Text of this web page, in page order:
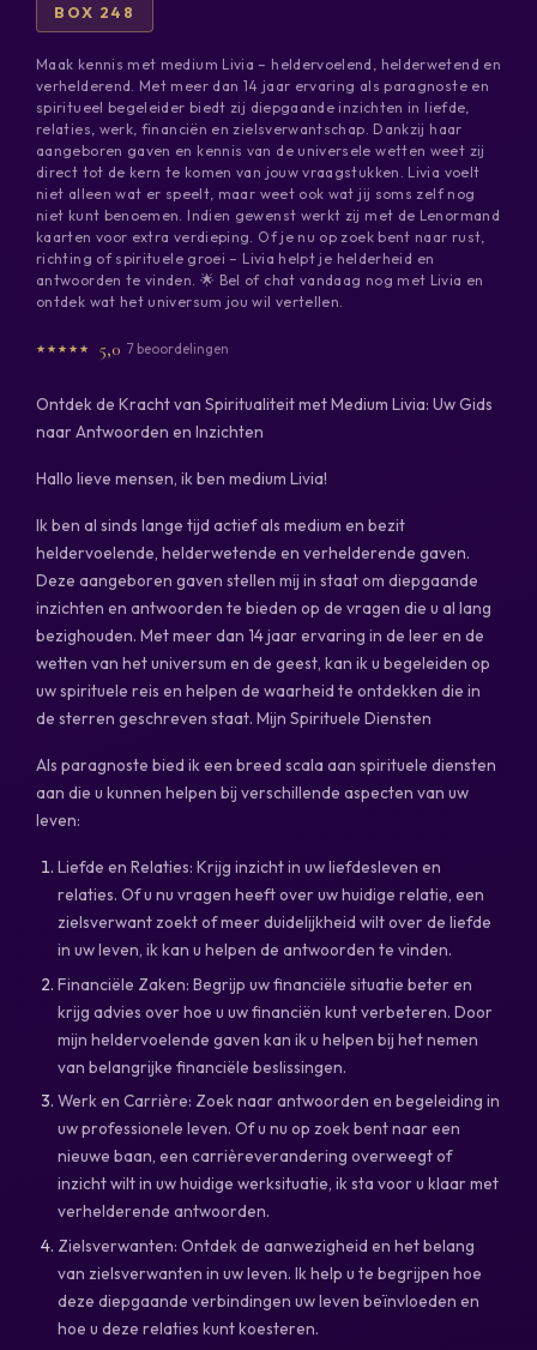
BOX 248
Maak kennis met medium Livia – heldervoelend, helderwetend en
verhelderend. Met meer dan 14 jaar ervaring als paragnoste en
spiritueel begeleider biedt zij diepgaande inzichten in liefde,
relaties, werk, financiën en zielsverwantschap. Dankzij haar
aangeboren gaven en kennis van de universele wetten weet zij
direct tot de kern te komen van jouw vraagstukken. Livia voelt
niet alleen wat er speelt, maar weet ook wat jij soms zelf nog
niet kunt benoemen. Indien gewenst werkt zij met de Lenormand
kaarten voor extra verdieping. Of je nu op zoek bent naar rust,
richting of spirituele groei – Livia helpt je helderheid en
antwoorden te vinden. 🌟 Bel of chat vandaag nog met Livia en
ontdek wat het universum jou wil vertellen.
5,0 7 beoordelingen
Ontdek de Kracht van Spiritualiteit met Medium Livia: Uw Gids
naar Antwoorden en Inzichten
Hallo lieve mensen, ik ben medium Livia!
Ik ben al sinds lange tijd actief als medium en bezit
heldervoelende, helderwetende en verhelderende gaven.
Deze aangeboren gaven stellen mij in staat om diepgaande
inzichten en antwoorden te bieden op de vragen die u al lang
bezighouden. Met meer dan 14 jaar ervaring in de leer en de
wetten van het universum en de geest, kan ik u begeleiden op
uw spirituele reis en helpen de waarheid te ontdekken die in
de sterren geschreven staat. Mijn Spirituele Diensten
Als paragnoste bied ik een breed scala aan spirituele diensten
aan die u kunnen helpen bij verschillende aspecten van uw
leven:
Liefde en Relaties: Krijg inzicht in uw liefdesleven en
relaties. Of u nu vragen heeft over uw huidige relatie, een
zielsverwant zoekt of meer duidelijkheid wilt over de liefde
in uw leven, ik kan u helpen de antwoorden te vinden.
Financiële Zaken: Begrijp uw financiële situatie beter en
krijg advies over hoe u uw financiën kunt verbeteren. Door
mijn heldervoelende gaven kan ik u helpen bij het nemen
van belangrijke financiële beslissingen.
Werk en Carrière: Zoek naar antwoorden en begeleiding in
uw professionele leven. Of u nu op zoek bent naar een
nieuwe baan, een carrièreverandering overweegt of
inzicht wilt in uw huidige werksituatie, ik sta voor u klaar met
verhelderende antwoorden.
Zielsverwanten: Ontdek de aanwezigheid en het belang
van zielsverwanten in uw leven. Ik help u te begrijpen hoe
deze diepgaande verbindingen uw leven beïnvloeden en
hoe u deze relaties kunt koesteren.